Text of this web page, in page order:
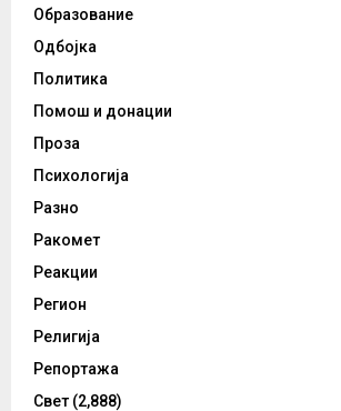
Образование
Одбојка
Политика
Помош и донации
Проза
Психологија
Разно
Ракомет
Реакции
Регион
Религија
Репортажа
Свет (2,888)